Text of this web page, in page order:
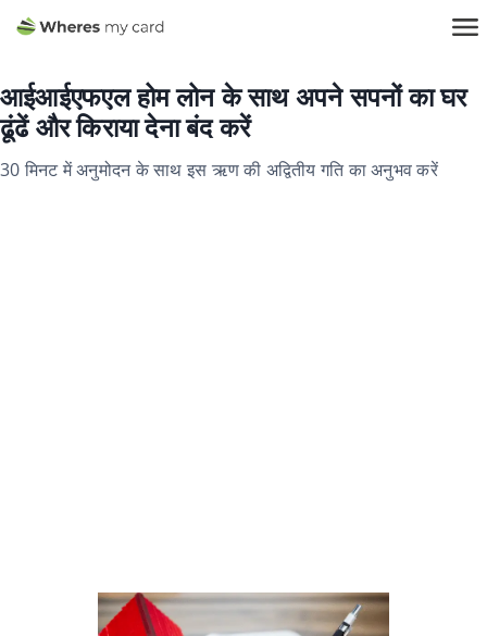
आईआईएफएल होम लोन के साथ अपने सपनों का घर
ढूंढें और किराया देना बंद करें
30 मिनट में अनुमोदन के साथ इस ऋण की अद्वितीय गति का अनुभव करें